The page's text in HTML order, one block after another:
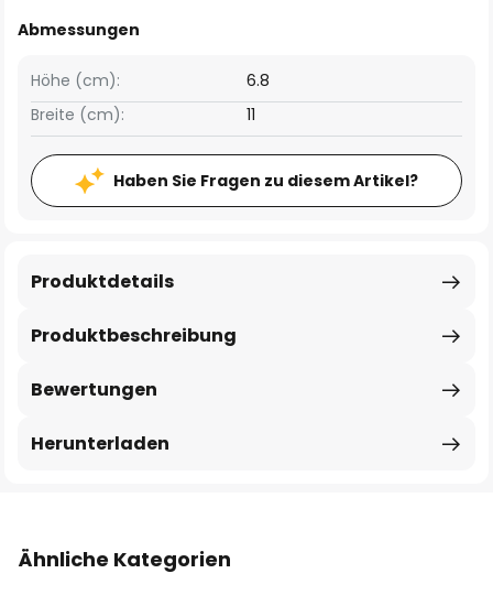
Abmessungen
Breite (cm): 11
Höhe (cm): 6.8
Haben Sie Fragen zu diesem Artikel?
Produktbeschreibung
Produktdetails
Bewertungen
Herunterladen
Ähnliche Kategorien